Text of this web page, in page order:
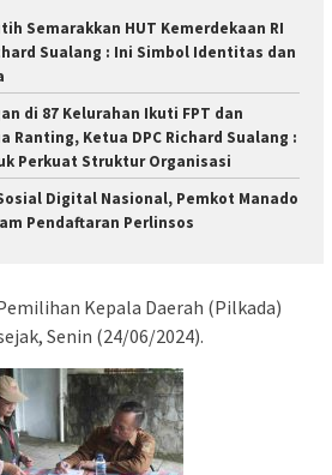
Semarakkan HUT Kemerdekaan RI
Sualang : Ini Simbol Identitas dan
di 87 Kelurahan Ikuti FPT dan
Ranting, Ketua DPC Richard Sualang :
Perkuat Struktur Organisasi
Digital Nasional, Pemkot Manado
Pendaftaran Perlinsos
Kepala Daerah (Pilkada)
Senin (24/06/2024).